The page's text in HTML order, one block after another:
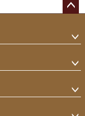
ップ